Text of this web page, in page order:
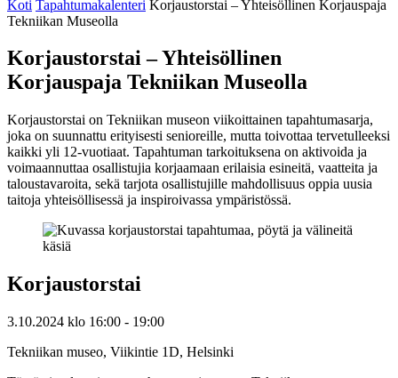
Koti Tapahtumakalenteri Korjaustorstai – Yhteisöllinen Korjauspaja
Tekniikan Museolla
Korjaustorstai – Yhteisöllinen
Korjauspaja Tekniikan Museolla
Korjaustorstai on Tekniikan museon viikoittainen tapahtumasarja,
joka on suunnattu erityisesti senioreille, mutta toivottaa tervetulleeksi
kaikki yli 12-vuotiaat. Tapahtuman tarkoituksena on aktivoida ja
voimaannuttaa osallistujia korjaamaan erilaisia esineitä, vaatteita ja
taloustavaroita, sekä tarjota osallistujille mahdollisuus oppia uusia
taitoja yhteisöllisessä ja inspiroivassa ympäristössä.
Korjaustorstai
3.10.2024 klo 16:00 - 19:00
Tekniikan museo, Viikintie 1D, Helsinki